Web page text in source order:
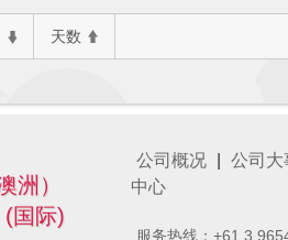
天数
洲）
(国际)
公司概况 公司大
中心
服务热线：+61 3